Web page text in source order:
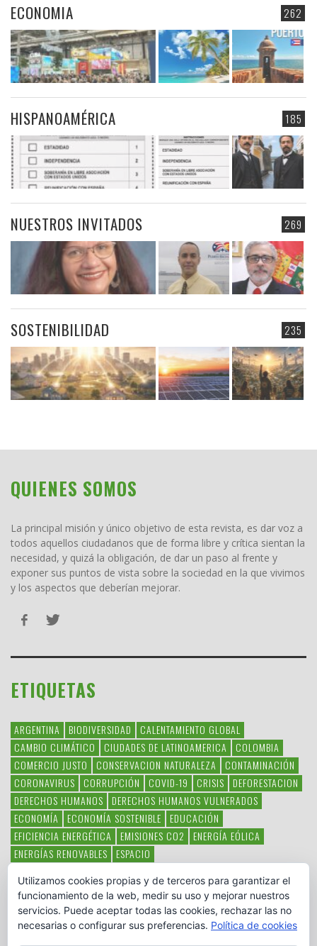
262
ECONOMIA
185
HISPANOAMÉRICA
269
NUESTROS INVITADOS
235
SOSTENIBILIDAD
QUIENES SOMOS
La principal misión y único objetivo de esta revista, es dar voz a
todos aquellos ciudadanos que de forma libre y crítica sientan la
necesidad, y quizá la obligación, de dar un paso al frente y
exponer sus puntos de vista sobre la sociedad en la que vivimos
y los aspectos que deberían mejorar.
ETIQUETAS
ARGENTINA BIODIVERSIDAD
CALENTAMIENTO GLOBAL
CAMBIO CLIMÁTICO
CIUDADES DE LATINOAMERICA
COLOMBIA
COMERCIO JUSTO
CONSERVACION NATURALEZA
CONTAMINACIÓN
CORONAVIRUS
CORRUPCIÓN COVID-19 CRISIS
DEFORESTACION
DERECHOS HUMANOS
DERECHOS HUMANOS VULNERADOS
ECONOMÍA
ECONOMÍA SOSTENIBLE
EDUCACIÓN
EFICIENCIA ENERGÉTICA
EMISIONES CO2
ENERGÍA EÓLICA
ENERGÍAS RENOVABLES
ESPACIO
HAMBRE LATINOAMÉRICA MEDIO AMBIENTE
MÉXICO
OBJETIVOS DEL MILENIO
ONGS PAZ POBREZA POESÍA
POLITICA
PUEBLOS INDÍGENAS RSC RSE
SOBERANÍA ALIMENTARIA
SOLIDARIDAD SOSTENIBILIDAD TECNOLOGÍA VERTIDO PETROLEO
Utilizamos cookies propias y de terceros para garantizar el
funcionamiento de la web, medir su uso y mejorar nuestros
servicios. Puede aceptar todas las cookies, rechazar las no
necesarias o configurar sus preferencias. Política de cookies